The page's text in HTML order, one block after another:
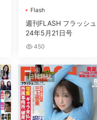
Flash
週刊FLASH フラッシュ
24年5月21日号
450
日韓雜誌